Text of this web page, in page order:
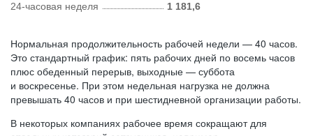
24-часовая неделя
1 181,6
Нормальная продолжительность рабочей недели — 40 часов.
Это стандартный график: пять рабочих дней по восемь часов
плюс обеденный перерыв, выходные — суббота
и воскресенье. При этом недельная нагрузка не должна
превышать 40 часов и при шестидневной организации работы.
В некоторых компаниях рабочее время сокращают для